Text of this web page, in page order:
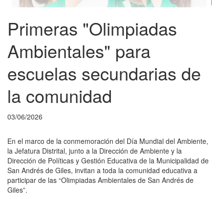
Primeras "Olimpiadas
Ambientales" para
escuelas secundarias de
la comunidad
03/06/2026
En el marco de la conmemoración del Día Mundial del Ambiente,
la Jefatura Distrital, junto a la Dirección de Ambiente y la
Dirección de Políticas y Gestión Educativa de la Municipalidad de
San Andrés de Giles, invitan a toda la comunidad educativa a
participar de las “Olimpiadas Ambientales de San Andrés de
Giles”.